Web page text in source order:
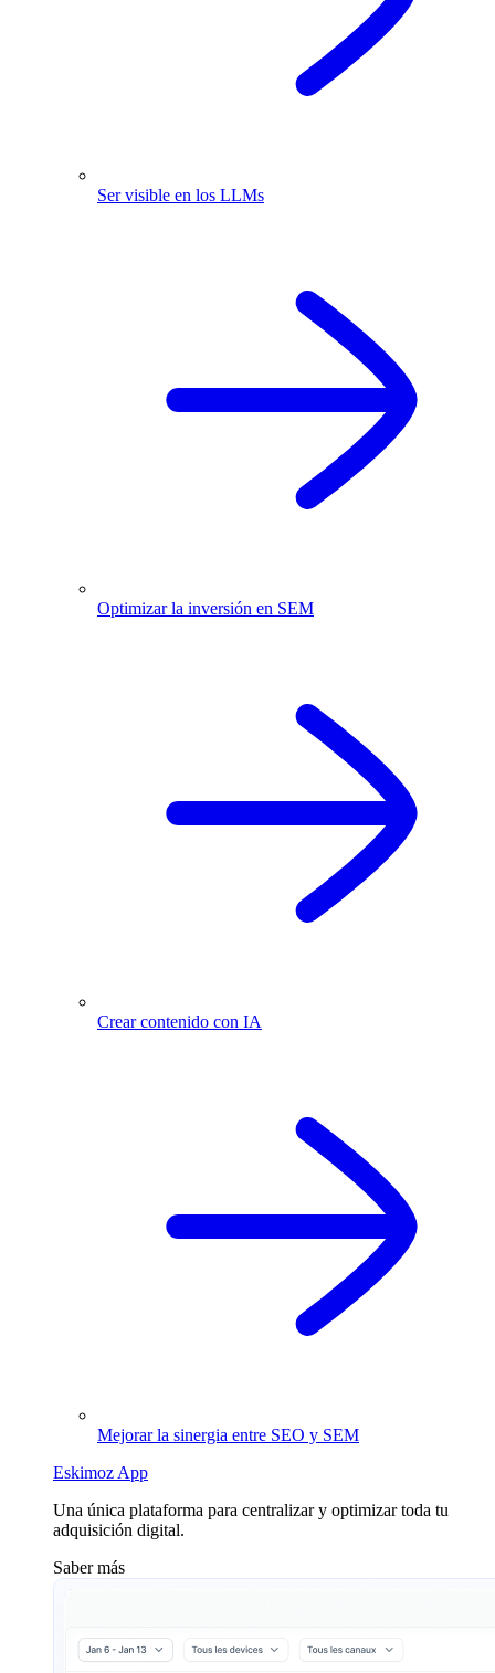
Ser visible en los LLMs
Optimizar la inversión en SEM
Crear contenido con IA
Mejorar la sinergia entre SEO y SEM
Eskimoz App
Una única plataforma para centralizar y optimizar toda tu
adquisición digital.
Saber más